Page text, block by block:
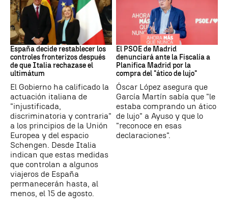
CRISIS MIGRATORIA
España decide restablecer los
controles fronterizos después
de que Italia rechazase el
ultimátum
El Gobierno ha calificado la
actuación italiana de
"injustificada,
discriminatoria y contraria"
a los principios de la Unión
Europea y del espacio
Schengen. Desde Italia
indican que estas medidas
que controlan a algunos
viajeros de España
permanecerán hasta, al
menos, el 15 de agosto.
PSOE MADRID
El PSOE de Madrid
denunciará ante la Fiscalía a
Planifica Madrid por la
compra del "ático de lujo"
Óscar López asegura que
García Martín sabía que "le
estaba comprando un ático
de lujo" a Ayuso y que lo
"reconoce en esas
declaraciones".